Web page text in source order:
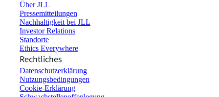
Über JLL
Pressemitteilungen
Nachhaltigkeit bei JLL
Investor Relations
Standorte
Ethics Everywhere
Rechtliches
Datenschutzerklärung
Nutzungsbedingungen
Cookie-Erklärung